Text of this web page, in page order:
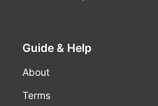
Guide & Help
About
Terms